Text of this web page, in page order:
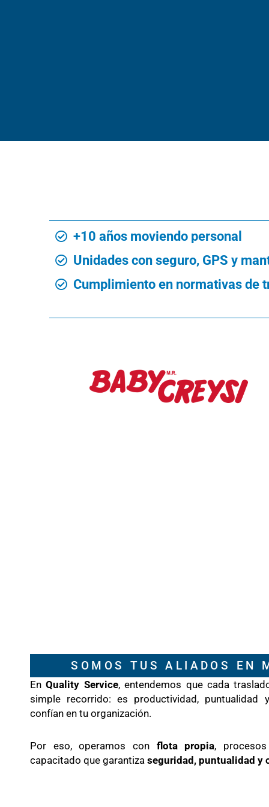
+10 años moviendo personal
Unidades con seguro, GPS y
Cumplimiento en normativas de
SOMOS TUS ALIADOS EN
EnQuality Service, entendemos que cada
simple recorrido: es productividad, puntualidad
confían en tu organización.
Por eso, operamos con flota propia,
capacitado que garantiza seguridad, puntualidad y